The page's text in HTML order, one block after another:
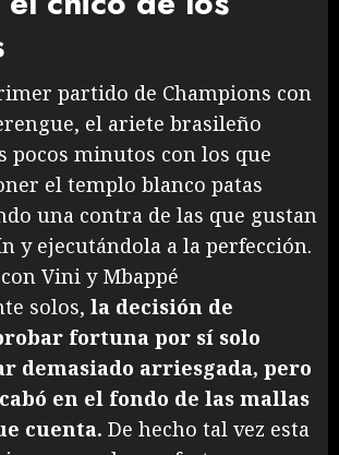
partido de Champions con
el ariete brasileño
pocos minutos con los que
el templo blanco patas
una contra de las que gustan
y ejecutándola a la perfección.
Vini y Mbappé
solos, la decisión de
fortuna por sí solo
demasiado arriesgada, pero
en el fondo de las mallas
cuenta. De hecho tal vez esta